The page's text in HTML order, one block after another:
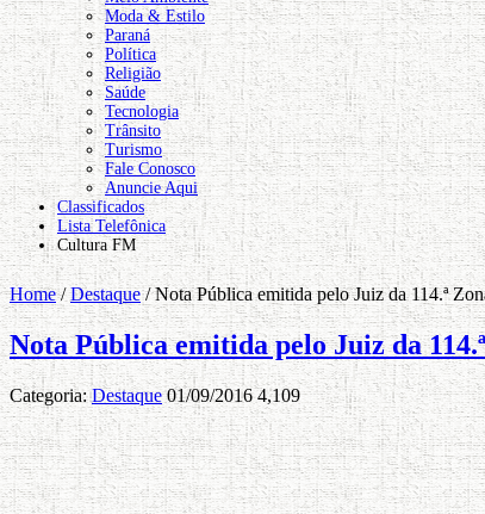
Moda & Estilo
Paraná
Política
Religião
Saúde
Tecnologia
Trânsito
Turismo
Fale Conosco
Anuncie Aqui
Classificados
Lista Telefônica
Cultura FM
Home/Destaque/Nota Pública emitida pelo Juiz da 114.ª
Nota Pública emitida pelo Juiz da
Categoria:Destaque 01/09/2016 4,109